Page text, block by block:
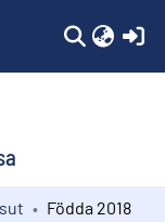
Födda 2018